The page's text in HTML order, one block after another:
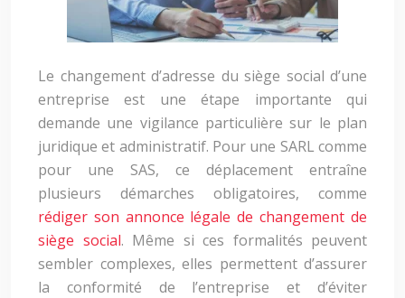
Le changement d’adresse du siège social d’une
entreprise est une étape importante qui
demande une vigilance particulière sur le plan
juridique et administratif. Pour une SARL comme
pour une SAS, ce déplacement entraîne
plusieurs démarches obligatoires, comme
rédiger son annonce légale de changement de
siège social. Même si ces formalités peuvent
sembler complexes, elles permettent d’assurer
la conformité de l’entreprise et d’éviter